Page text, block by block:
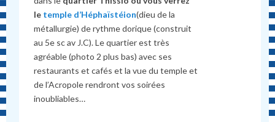
le temple d’Héphaïstéion(dieu de la
métallurgie) de rythme dorique (construit
au 5e sc av J.C). Le quartier est très
agréable (photo 2 plus bas) avec ses
restaurants et cafés et la vue du temple et
de l’Acropole rendront vos soirées
inoubliables…